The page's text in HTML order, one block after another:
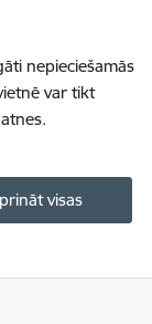
nepieciešamās
var tikt
visas